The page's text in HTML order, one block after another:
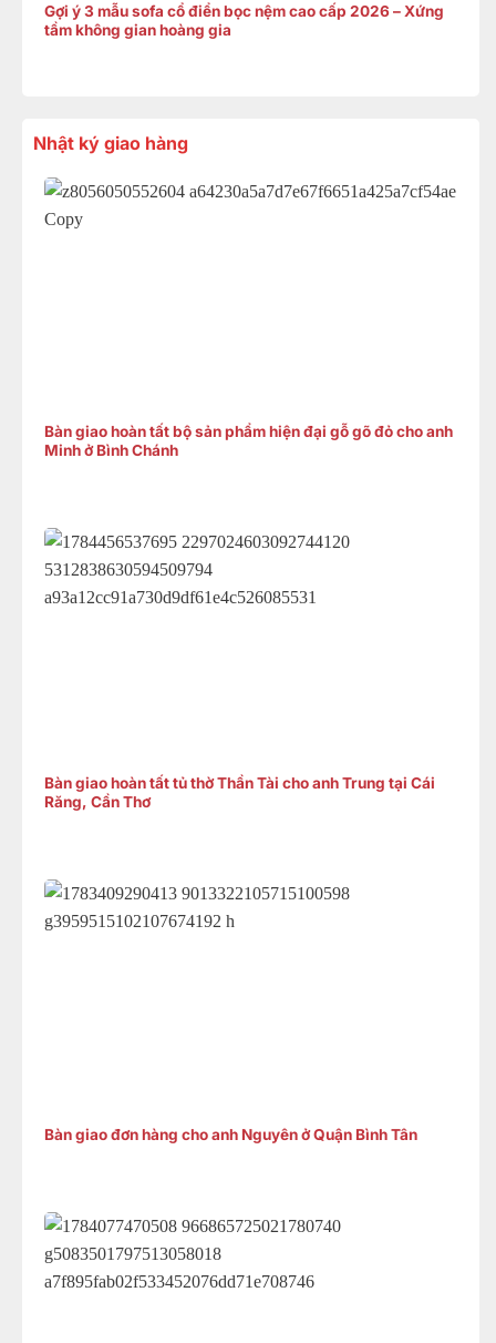
Gợi ý 3 mẫu sofa cổ điển bọc nệm cao cấp 2026 – Xứng
tầm không gian hoàng gia
Nhật ký giao hàng
Bàn giao hoàn tất bộ sản phẩm hiện đại gỗ gõ đỏ cho anh
Minh ở Bình Chánh
Bàn giao hoàn tất tủ thờ Thần Tài cho anh Trung tại Cái
Răng, Cần Thơ
Bàn giao đơn hàng cho anh Nguyên ở Quận Bình Tân